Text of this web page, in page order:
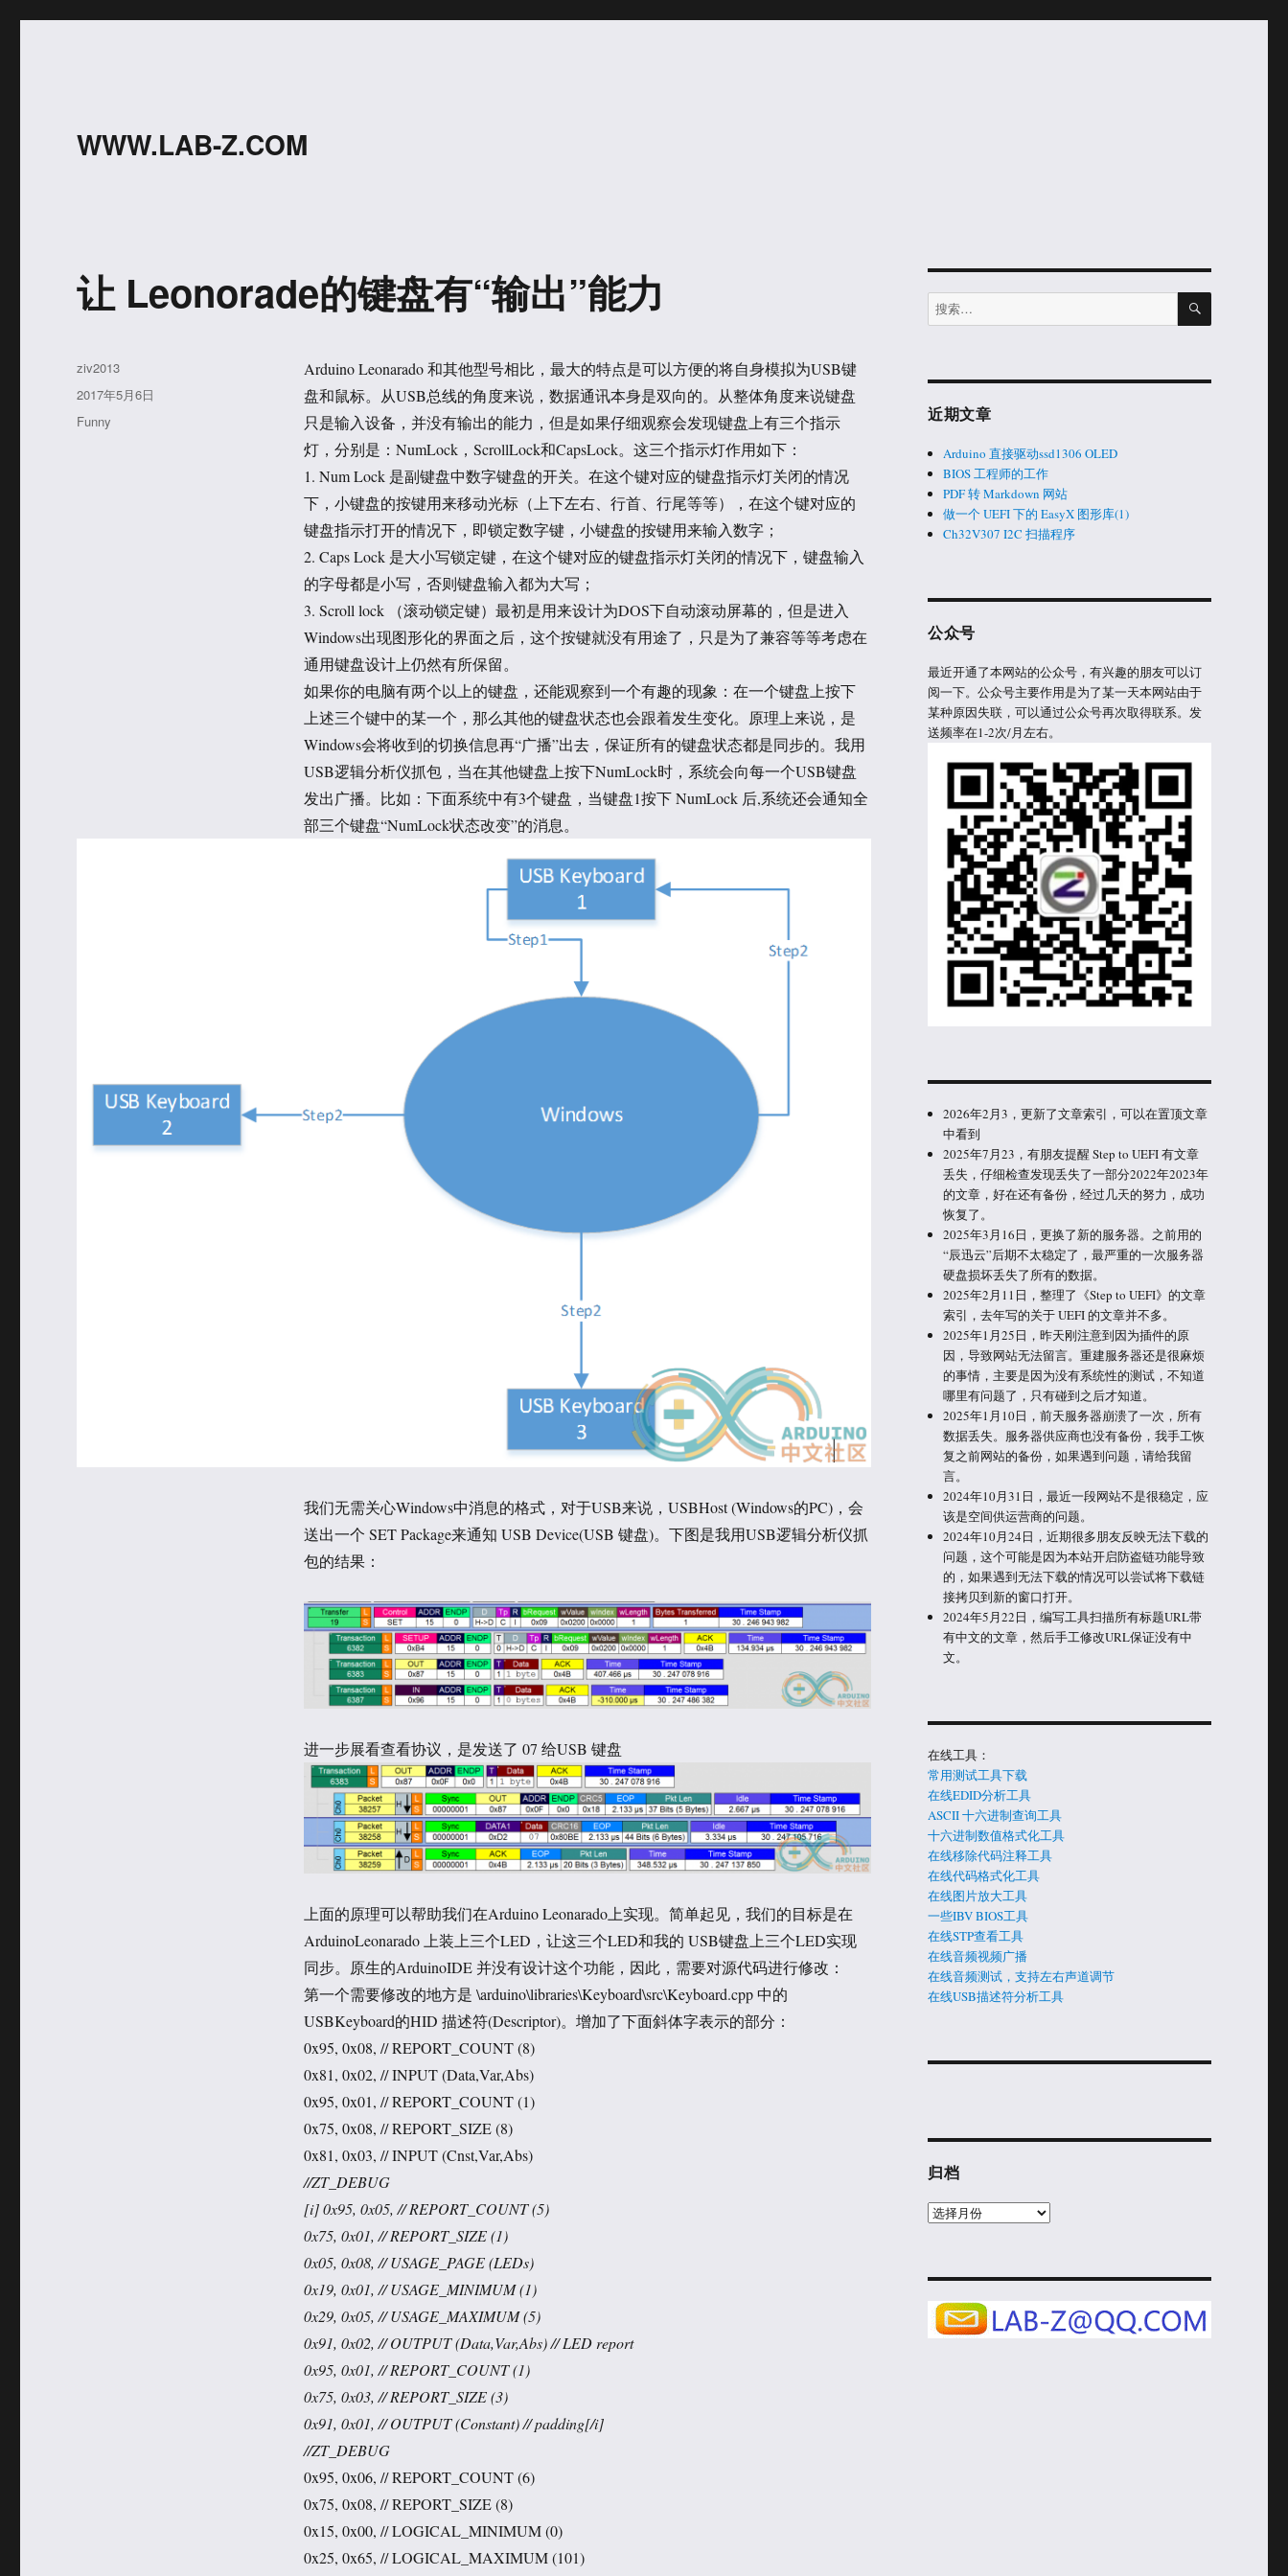
WWW.LAB-Z.COM
让 Leonorade的键盘有“输出”能力
Arduino Leonarado 和其他型号相比，最大的特点是可以方便的将自身模拟为USB键
盘和鼠标。从USB总线的角度来说，数据通讯本身是双向的。从整体角度来说键盘
只是输入设备，并没有输出的能力，但是如果仔细观察会发现键盘上有三个指示
灯，分别是：NumLock，ScrollLock和CapsLock。这三个指示灯作用如下：
1. Num Lock 是副键盘中数字键盘的开关。在这个键对应的键盘指示灯关闭的情况
下，小键盘的按键用来移动光标（上下左右、行首、行尾等等），在这个键对应的
键盘指示打开的情况下，即锁定数字键，小键盘的按键用来输入数字；
2. Caps Lock 是大小写锁定键，在这个键对应的键盘指示灯关闭的情况下，键盘输入
的字母都是小写，否则键盘输入都为大写；
3. Scroll lock （滚动锁定键）最初是用来设计为DOS下自动滚动屏幕的，但是进入
Windows出现图形化的界面之后，这个按键就没有用途了，只是为了兼容等等考虑在
通用键盘设计上仍然有所保留。
如果你的电脑有两个以上的键盘，还能观察到一个有趣的现象：在一个键盘上按下
上述三个键中的某一个，那么其他的键盘状态也会跟着发生变化。原理上来说，是
Windows会将收到的切换信息再“广播”出去，保证所有的键盘状态都是同步的。我用
USB逻辑分析仪抓包，当在其他键盘上按下NumLock时，系统会向每一个USB键盘
发出广播。比如：下面系统中有3个键盘，当键盘1按下 NumLock 后,系统还会通知全
部三个键盘“NumLock状态改变”的消息。
我们无需关心Windows中消息的格式，对于USB来说，USBHost (Windows的PC)，会
送出一个 SET Package来通知 USB Device(USB 键盘)。下图是我用USB逻辑分析仪抓
包的结果：
进一步展看查看协议，是发送了 07 给USB 键盘
上面的原理可以帮助我们在Arduino Leonarado上实现。简单起见，我们的目标是在
ArduinoLeonarado 上装上三个LED，让这三个LED和我的 USB键盘上三个LED实现
同步。原生的ArduinoIDE 并没有设计这个功能，因此，需要对源代码进行修改：
第一个需要修改的地方是 \arduino\libraries\Keyboard\src\Keyboard.cpp 中的
USBKeyboard的HID 描述符(Descriptor)。增加了下面斜体字表示的部分：
0x95, 0x08, // REPORT_COUNT (8)
0x81, 0x02, // INPUT (Data,Var,Abs)
0x95, 0x01, // REPORT_COUNT (1)
0x75, 0x08, // REPORT_SIZE (8)
0x81, 0x03, // INPUT (Cnst,Var,Abs)
//ZT_DEBUG
[i] 0x95, 0x05, // REPORT_COUNT (5)
0x75, 0x01, // REPORT_SIZE (1)
0x05, 0x08, // USAGE_PAGE (LEDs)
0x19, 0x01, // USAGE_MINIMUM (1)
0x29, 0x05, // USAGE_MAXIMUM (5)
0x91, 0x02, // OUTPUT (Data,Var,Abs) // LED report
0x95, 0x01, // REPORT_COUNT (1)
0x75, 0x03, // REPORT_SIZE (3)
0x91, 0x01, // OUTPUT (Constant) // padding[/i]
//ZT_DEBUG
0x95, 0x06, // REPORT_COUNT (6)
0x75, 0x08, // REPORT_SIZE (8)
0x15, 0x00, // LOGICAL_MINIMUM (0)
0x25, 0x65, // LOGICAL_MAXIMUM (101)
作
者
ziv2013
发
布
2017年5月6日
分
Funny
搜
索：
搜
近期文章
Arduino 直接驱动ssd1306 OLED
BIOS 工程师的工作
PDF 转 Markdown 网站
做一个 UEFI 下的 EasyX 图形库(1)
Ch32V307 I2C 扫描程序
公众号
最近开通了本网站的公众号，有兴趣的朋友可以订
阅一下。公众号主要作用是为了某一天本网站由于
某种原因失联，可以通过公众号再次取得联系。发
送频率在1-2次/月左右。
2026年2月3，更新了文章索引，可以在置顶文章
中看到
2025年7月23，有朋友提醒 Step to UEFI 有文章
丢失，仔细检查发现丢失了一部分2022年2023年
的文章，好在还有备份，经过几天的努力，成功
恢复了。
2025年3月16日，更换了新的服务器。之前用的
“辰迅云”后期不太稳定了，最严重的一次服务器
硬盘损坏丢失了所有的数据。
2025年2月11日，整理了《Step to UEFI》的文章
索引，去年写的关于 UEFI 的文章并不多。
2025年1月25日，昨天刚注意到因为插件的原
因，导致网站无法留言。重建服务器还是很麻烦
的事情，主要是因为没有系统性的测试，不知道
哪里有问题了，只有碰到之后才知道。
2025年1月10日，前天服务器崩溃了一次，所有
数据丢失。服务器供应商也没有备份，我手工恢
复之前网站的备份，如果遇到问题，请给我留
言。
2024年10月31日，最近一段网站不是很稳定，应
该是空间供运营商的问题。
2024年10月24日，近期很多朋友反映无法下载的
问题，这个可能是因为本站开启防盗链功能导致
的，如果遇到无法下载的情况可以尝试将下载链
接拷贝到新的窗口打开。
2024年5月22日，编写工具扫描所有标题URL带
有中文的文章，然后手工修改URL保证没有中
文。
在线工具：
常用测试工具下载
在线EDID分析工具
ASCII 十六进制查询工具
十六进制数值格式化工具
在线移除代码注释工具
在线代码格式化工具
在线图片放大工具
一些IBV BIOS工具
在线STP查看工具
在线音频视频广播
在线音频测试，支持左右声道调节
在线USB描述符分析工具
归档
归